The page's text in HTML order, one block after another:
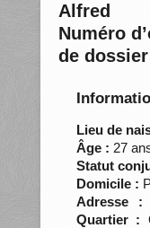
Alfred
Numéro
de
Lieu de
Âge : 27
Statut
Domicile :
Adresse :
Quartier :